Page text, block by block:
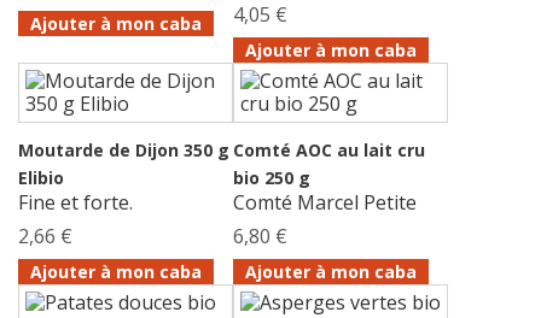
Ajouter à mon caba 4,05 €
Ajouter à mon caba
Moutarde de Dijon 350 g
Elibio
Fine et forte.
2,66 €
Ajouter à mon caba
Comté AOC au lait cru
bio 250 g
Comté Marcel Petite
6,80 €
Ajouter à mon caba